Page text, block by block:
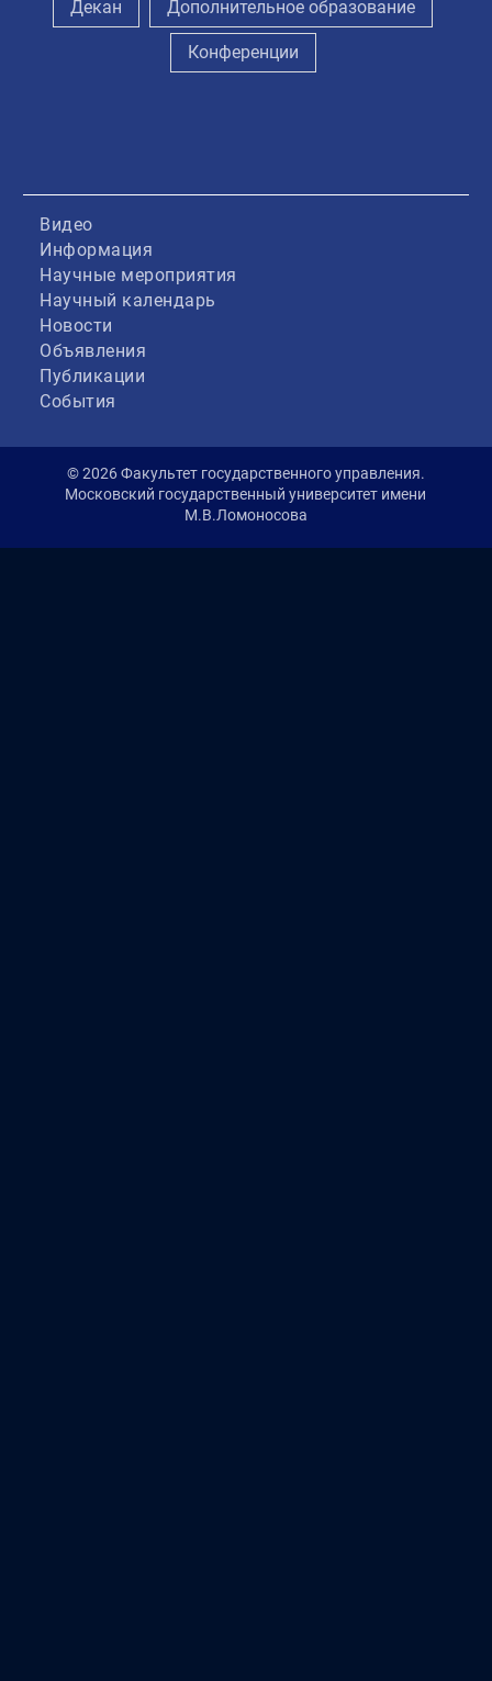
Декан Дополнительное образование
Конференции
Видео
Информация
Научные мероприятия
Научный календарь
Новости
Объявления
Публикации
События
© 2026 Факультет государственного управления.
Московский государственный университет имени
М.В.Ломоносова